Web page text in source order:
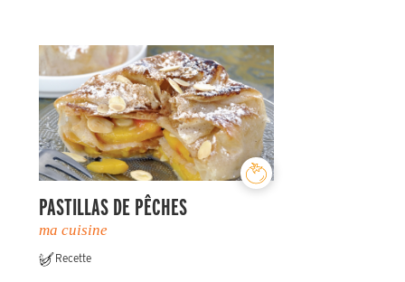
PASTILLAS DE PÊCHES
ma cuisine
Recette